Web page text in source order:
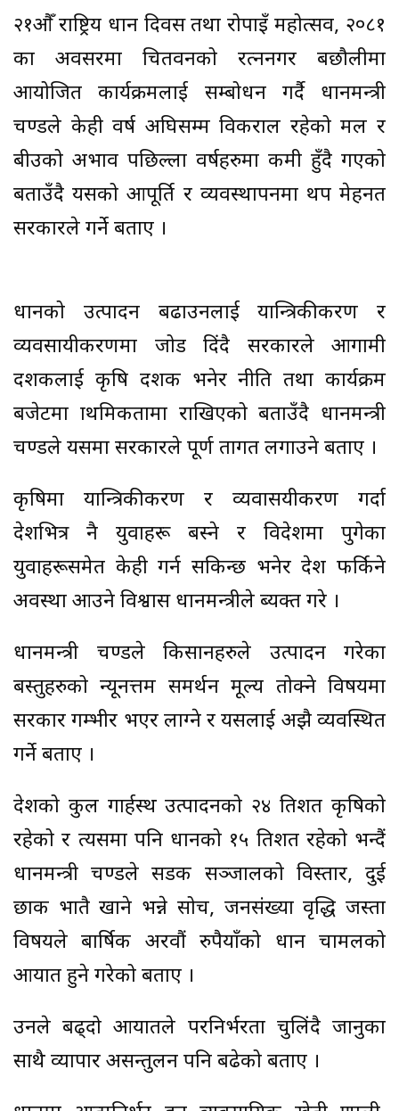
२१औँ राष्ट्रिय धान दिवस तथा रोपाइँ महोत्सव, २०८१
का अवसरमा चितवनको रत्ननगर बछौलीमा
आयोजित कार्यक्रमलाई सम्बोधन गर्दै प्रधानमन्त्री
प्रचण्डले केही वर्ष अघिसम्म विकराल रहेको मल र
बीउको अभाव पछिल्ला वर्षहरुमा कमी हुँदै गएको
बताउँदै यसको आपूर्ति र व्यवस्थापनमा थप मेहनत
सरकारले गर्ने बताए ।
धानको उत्पादन बढाउनलाई यान्त्रिकीकरण र
व्यवसायीकरणमा जोड दिंदै सरकारले आगामी
दशकलाई कृषि दशक भनेर नीति तथा कार्यक्रम
बजेटमा प्राथमिकतामा राखिएको बताउँदै प्रधानमन्त्री
प्रचण्डले यसमा सरकारले पूर्ण तागत लगाउने बताए ।
कृषिमा यान्त्रिकीकरण र व्यवासयीकरण गर्दा
देशभित्र नै युवाहरू बस्ने र विदेशमा पुगेका
युवाहरूसमेत केही गर्न सकिन्छ भनेर देश फर्किने
अवस्था आउने विश्वास प्रधानमन्त्रीले ब्यक्त गरे ।
प्रधानमन्त्री प्रचण्डले किसानहरुले उत्पादन गरेका
बस्तुहरुको न्यूनत्तम समर्थन मूल्य तोक्ने विषयमा
सरकार गम्भीर भएर लाग्ने र यसलाई अझै व्यवस्थित
गर्ने बताए ।
देशको कुल गार्हस्थ उत्पादनको २४ प्रतिशत कृषिको
रहेको र त्यसमा पनि धानको १५ प्रतिशत रहेको भन्दैं
प्रधानमन्त्री प्रचण्डले सडक सञ्जालको विस्तार, दुई
छाक भातै खाने भन्ने सोच, जनसंख्या वृद्धि जस्ता
विषयले बार्षिक अरवौं रुपैयाँको धान चामलको
आयात हुने गरेको बताए ।
उनले बढ्दो आयातले परनिर्भरता चुलिंदै जानुका
साथै व्यापार असन्तुलन पनि बढेको बताए ।